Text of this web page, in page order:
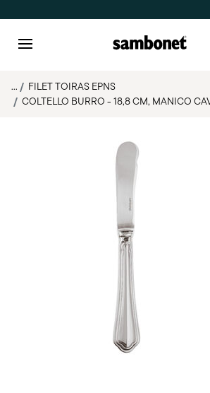
Fino al -50% | Ordini
...
FILET TOIRAS EPNS
COLTELLO BURRO - 18,8 CM, MANICO